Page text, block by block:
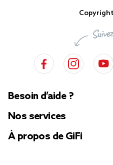
Besoin d’aide ?
Nos services
À propos de GiFi